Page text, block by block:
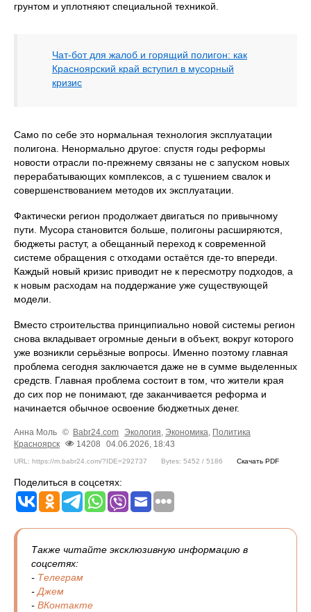
грунтом и уплотняют специальной техникой.
Чат-бот для жалоб и горящий полигон: как
Красноярский край вступил в мусорный
кризис
Само по себе это нормальная технология эксплуатации
полигона. Ненормально другое: спустя годы реформы
новости отрасли по-прежнему связаны не с запуском новых
перерабатывающих комплексов, а с тушением свалок и
совершенствованием методов их эксплуатации.
Фактически регион продолжает двигаться по привычному
пути. Мусора становится больше, полигоны расширяются,
бюджеты растут, а обещанный переход к современной
системе обращения с отходами остаётся где-то впереди.
Каждый новый кризис приводит не к пересмотру подходов, а
к новым расходам на поддержание уже существующей
модели.
Вместо строительства принципиально новой системы регион
снова вкладывает огромные деньги в объект, вокруг которого
уже возникли серьёзные вопросы. Именно поэтому главная
проблема сегодня заключается даже не в сумме выделенных
средств. Главная проблема состоит в том, что жители края
до сих пор не понимают, где заканчивается реформа и
начинается обычное освоение бюджетных денег.
Анна Моль © Babr24.com Экология, Экономика, Политика
Красноярск
14208 04.06.2026, 18:43
URL: https://m.babr24.com/?IDE=292737 Bytes: 5452 / 5186 Скачать PDF
Поделиться в соцсетях:
Также читайте эксклюзивную информацию в
соцсетях:
- Телеграм
-Джем
- ВКонтакте